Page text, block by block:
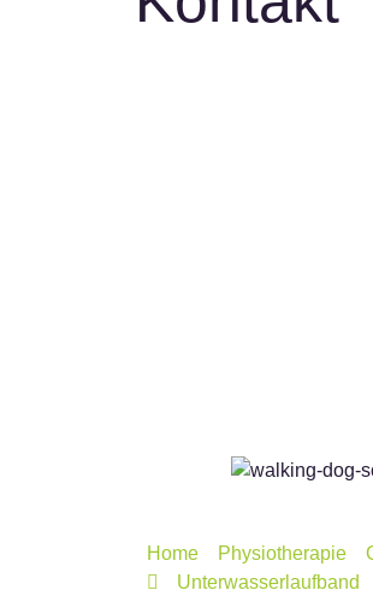
Home Physiotherapie
Unterwasserlaufband